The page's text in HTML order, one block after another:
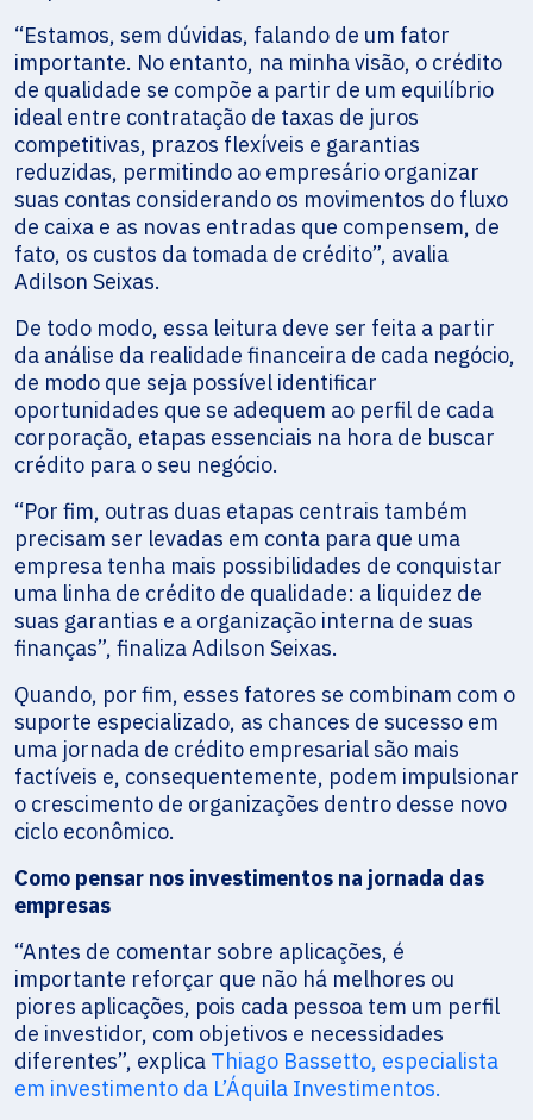
“Estamos, sem dúvidas, falando de um fator
importante. No entanto, na minha visão, o crédito
de qualidade se compõe a partir de um equilíbrio
ideal entre contratação de taxas de juros
competitivas, prazos flexíveis e garantias
reduzidas, permitindo ao empresário organizar
suas contas considerando os movimentos do fluxo
de caixa e as novas entradas que compensem, de
fato, os custos da tomada de crédito”, avalia
Adilson Seixas.
De todo modo, essa leitura deve ser feita a partir
da análise da realidade financeira de cada negócio,
de modo que seja possível identificar
oportunidades que se adequem ao perfil de cada
corporação, etapas essenciais na hora de buscar
crédito para o seu negócio.
“Por fim, outras duas etapas centrais também
precisam ser levadas em conta para que uma
empresa tenha mais possibilidades de conquistar
uma linha de crédito de qualidade: a liquidez de
suas garantias e a organização interna de suas
finanças”, finaliza Adilson Seixas.
Quando, por fim, esses fatores se combinam com o
suporte especializado, as chances de sucesso em
uma jornada de crédito empresarial são mais
factíveis e, consequentemente, podem impulsionar
o crescimento de organizações dentro desse novo
ciclo econômico.
Como pensar nos investimentos na jornada das
empresas
“Antes de comentar sobre aplicações, é
importante reforçar que não há melhores ou
piores aplicações, pois cada pessoa tem um perfil
de investidor, com objetivos e necessidades
diferentes”, explica Thiago Bassetto, especialista
em investimento da L’Áquila Investimentos.